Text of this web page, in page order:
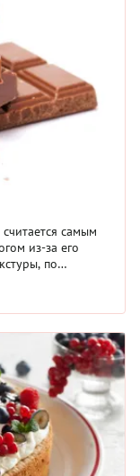
самым
из-за его
бобов, сахара
должно быть
молочного
овсяного,